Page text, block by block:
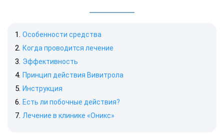
Особенности средства
Когда проводится лечение
Эффективность
Принцип действия Вивитрола
Инструкция
Есть ли побочные действия?
Лечение в клинике «Оникс»